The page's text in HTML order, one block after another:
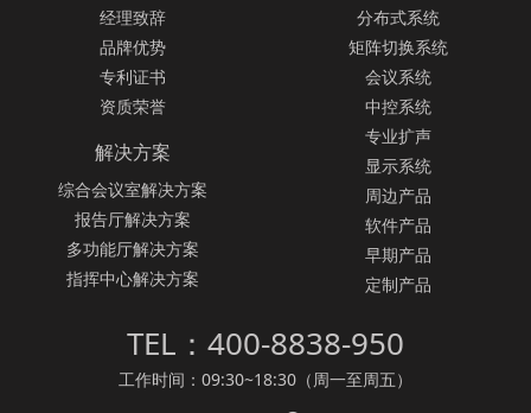
经理致辞
品牌优势
专利证书
资质荣誉
分布式系统
矩阵切换系统
会议系统
中控系统
专业扩声
显示系统
周边产品
软件产品
早期产品
定制产品
解决方案
综合会议室解决方案
报告厅解决方案
多功能厅解决方案
指挥中心解决方案
TEL：400-8838-950
工作时间：09:30~18:30（周一至周五）